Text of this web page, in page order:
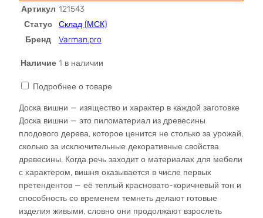
121543
Артикул 121543
Статус
Склад (МСК)
Бренд
Varman.pro
Наличие 1 в наличии
Подробнее о товаре
Доска вишни — изящество и характер в каждой заготовке
Доска вишни — это пиломатериал из древесины
плодового дерева, которое ценится не столько за урожай,
сколько за исключительные декоративные свойства
древесины. Когда речь заходит о материалах для мебели
с характером, вишня оказывается в числе первых
претендентов — её теплый красновато-коричневый тон и
способность со временем темнеть делают готовые
изделия живыми, словно они продолжают взрослеть